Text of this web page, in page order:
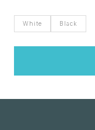
White Black